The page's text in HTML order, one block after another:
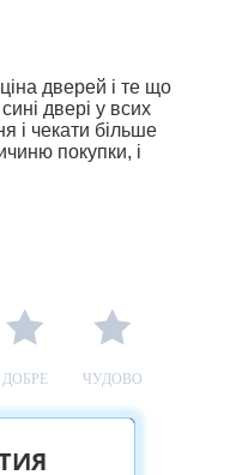
дверей і те що
двері у всих
і чекати більше
покупки, і
ДОБРЕ ЧУДОВО